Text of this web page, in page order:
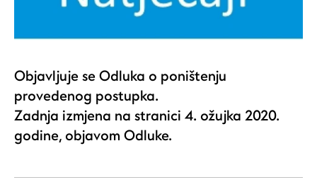
Objavljuje se Odluka o poništenju
provedenog postupka.
Zadnja izmjena na stranici 4. ožujka 2020.
godine, objavom Odluke.